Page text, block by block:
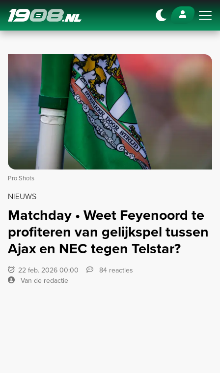
Navigation
Pro Shots
NIEUWS
Matchday • Weet Feyenoord te
profiteren van gelijkspel tussen
Ajax en NEC tegen Telstar?
22 feb. 2026 00:00
84 reacties
Van de redactie